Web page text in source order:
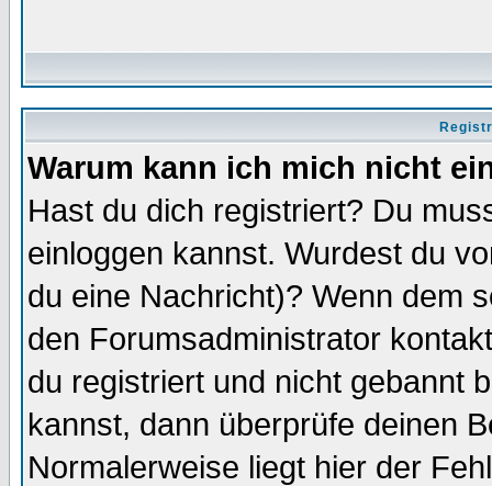
Warum kann ich mich nicht
Hast du dich registriert? Du
einloggen kannst. Wurdest du
du eine Nachricht)? Wenn dem
den Forumsadministrator
du registriert und nicht gebannt
kannst, dann überprüfe deinen
Normalerweise liegt hier der